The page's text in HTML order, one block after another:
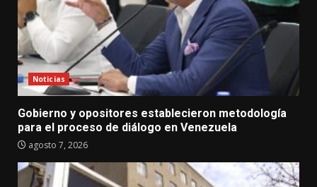
Noticias
Gobierno y opositores establecieron metodología
para el proceso de diálogo en Venezuela
agosto 7, 2026